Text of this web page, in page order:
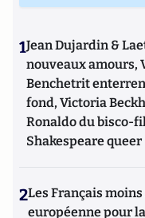
1Jean Dujardin &
nouveaux amours,
Benchetrit
fond, Victoria
Ronaldo du bisco-
Shakespeare queer
2Les Français
européenne pour